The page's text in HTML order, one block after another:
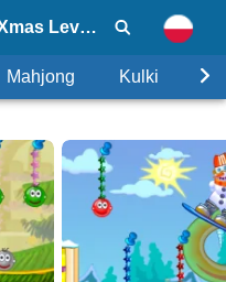
Wellgames : Civiballs Xmas Levels Pack
Mahjong Kulki